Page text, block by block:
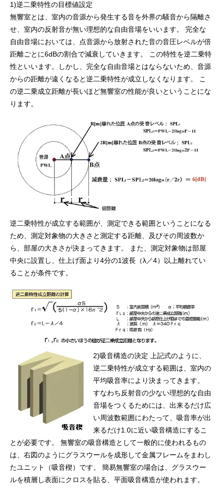
1)逆二乗特性の目標値設定
無響室とは、室内の音源から発生する音を外界の騒音から隔離さ
せ、室内の反射音が無い理想的な自由音場をいいます。 完全な
自由音場においては、点音源から放射された音の音圧レベルが倍
距離ごとに6dBの割合で減衰していきます。 この特性を逆二乗特
性といいます。しかし、完全な自由音場とはならないため、音源
からの距離が遠くなると逆二乗特性が成立しなくなります。 こ
の逆二乗成立距離が長いほど無響室の性能が良いということにな
ります。
逆二乗特性が成立する範囲が、測定できる範囲ということになる
ため、測定対象物の大きさと測定する距離、及びその周波数か
ら、部屋の大きさが決まってきます。 また、測定対象物は部屋
中央に設置し、仕上げ面より4分の1波長（λ／4）以上離れてい
ることが条件です。
2)吸音構造の決定 上記式のように、
逆二乗特性が成立する範囲は、室内の
平均吸音率により決まってきます。
すなわち反射音の少ない理想的な自由
音場をつくるためには、出来るだけ広
い周波数範囲にわたって、吸音率が出
来るだけ1.0に近い吸音構造にするこ
とが必要です。 無響室の吸音構造として一般的に使われるもの
は、右図のようにグラスウールを成形して金属フレームをまわし
たユニット（吸音楔）です。 簡易無響室の場合は、グラスウー
ルを積層し表面にクロスを貼る、平面吸音構造が使われます。